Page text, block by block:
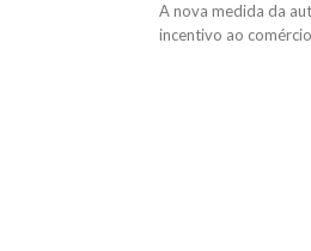
A nova medida da
incentivo ao